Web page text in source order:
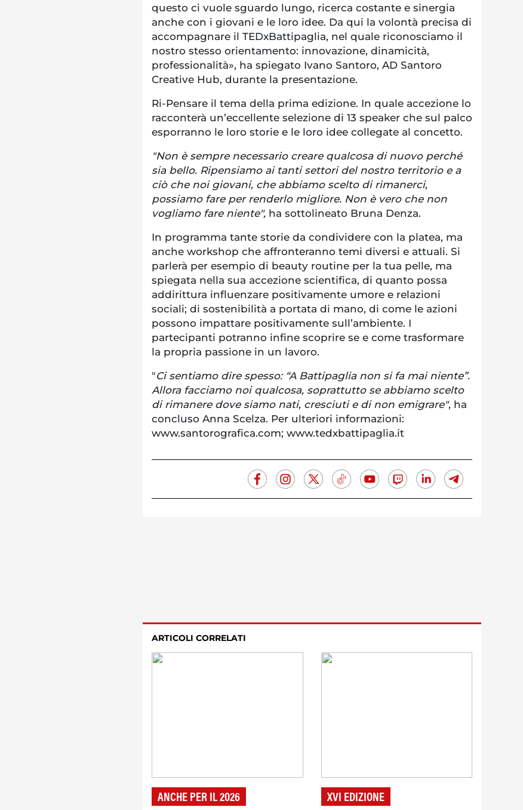
questo ci vuole sguardo lungo, ricerca costante e sinergia
anche con i giovani e le loro idee. Da qui la volontà precisa di
accompagnare il TEDxBattipaglia, nel quale riconosciamo il
nostro stesso orientamento: innovazione, dinamicità,
professionalità», ha spiegato Ivano Santoro, AD Santoro
Creative Hub, durante la presentazione.
Ri-Pensare il tema della prima edizione. In quale accezione lo
racconterà un’eccellente selezione di 13 speaker che sul palco
esporranno le loro storie e le loro idee collegate al concetto.
"Non è sempre necessario creare qualcosa di nuovo perché
sia bello. Ripensiamo ai tanti settori del nostro territorio e a
ciò che noi giovani, che abbiamo scelto di rimanerci,
possiamo fare per renderlo migliore. Non è vero che non
vogliamo fare niente", ha sottolineato Bruna Denza.
In programma tante storie da condividere con la platea, ma
anche workshop che affronteranno temi diversi e attuali. Si
parlerà per esempio di beauty routine per la tua pelle, ma
spiegata nella sua accezione scientifica, di quanto possa
addirittura influenzare positivamente umore e relazioni
sociali; di sostenibilità a portata di mano, di come le azioni
possono impattare positivamente sull’ambiente. I
partecipanti potranno infine scoprire se e come trasformare
la propria passione in un lavoro.
"Ci sentiamo dire spesso: “A Battipaglia non si fa mai niente”.
Allora facciamo noi qualcosa, soprattutto se abbiamo scelto
di rimanere dove siamo nati, cresciuti e di non emigrare", ha
concluso Anna Scelza. Per ulteriori informazioni:
www.santorografica.com; www.tedxbattipaglia.it
ARTICOLI CORRELATI
ANCHE PER IL 2026 XVI EDIZIONE